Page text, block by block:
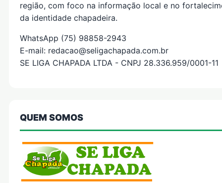
região, com foco na informação local e no
da identidade chapadeira.
WhatsApp (75) 98858-2943
E-mail: redacao@seligachapada.com.br
SE LIGA CHAPADA LTDA - CNPJ 28.336.959/0001-11
QUEM SOMOS